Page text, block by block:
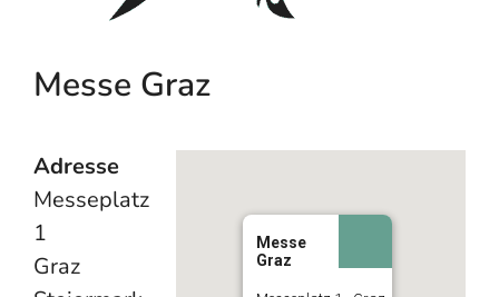
Messe Graz
Messe
Graz
Adresse
Messeplatz
1
Graz